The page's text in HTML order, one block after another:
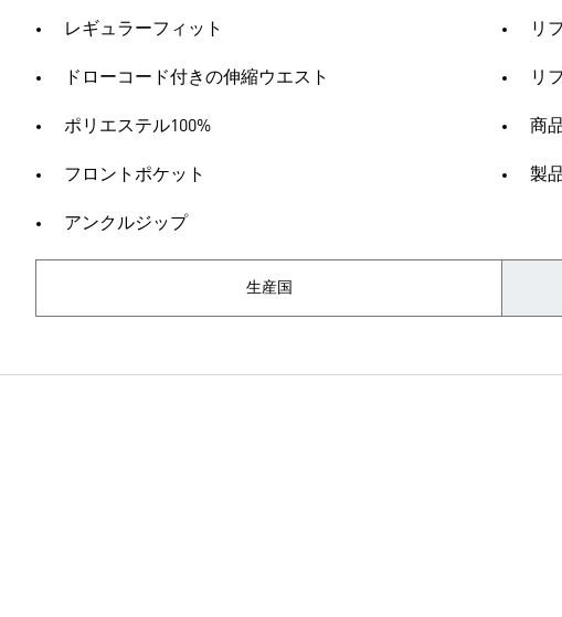
レギュラーフィット
ドローコード付きの伸縮ウエスト
ポリエステル100%
フロントポケット
アンクルジップ
リ
リ
商
製
生産国